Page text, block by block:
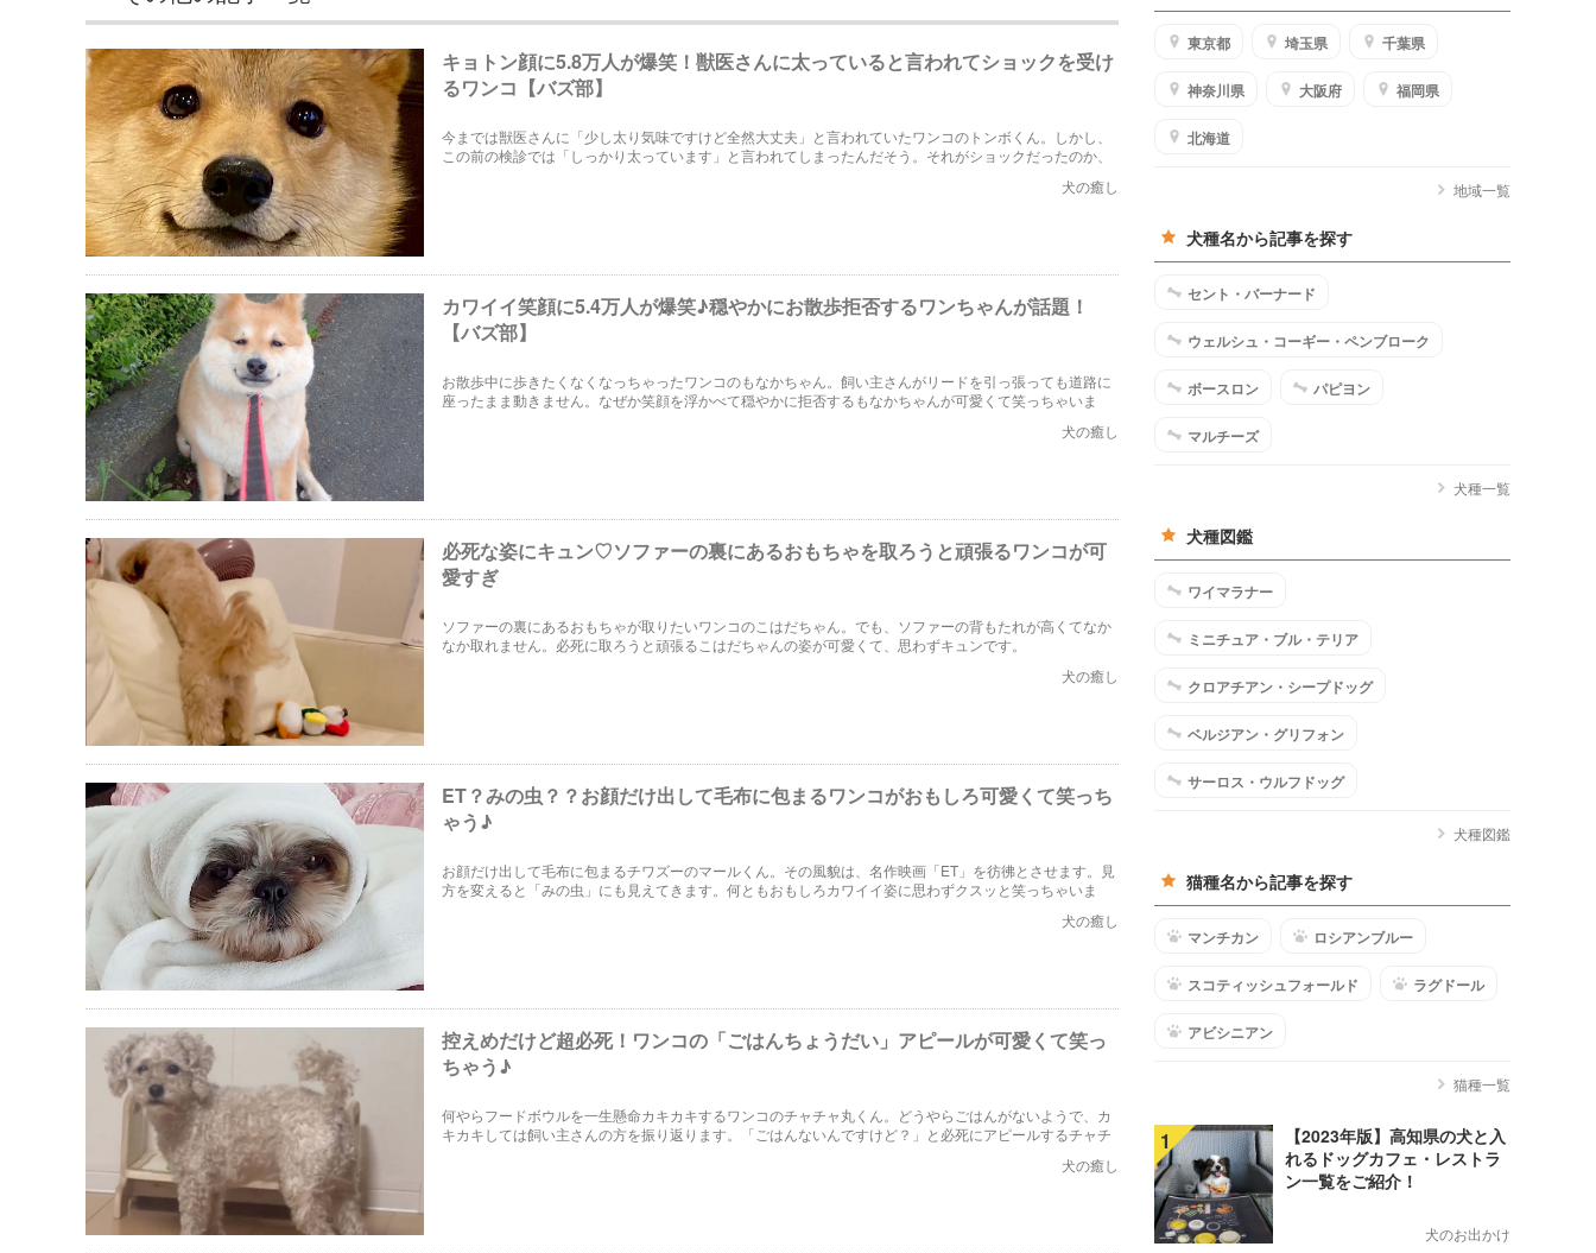
キョトン顔に5.8万人が爆笑！獣医さんに太っていると言われてショックを受け
るワンコ【バズ部】
今までは獣医さんに「少し太り気味ですけど全然大丈夫」と言われていたワンコのトンボくん。しかし、
この前の検診では「しっかり太っています」と言われてしまったんだそう。それがショックだったのか、
犬の癒し
カワイイ笑顔に5.4万人が爆笑♪穏やかにお散歩拒否するワンちゃんが話題！
【バズ部】
お散歩中に歩きたくなくなっちゃったワンコのもなかちゃん。飼い主さんがリードを引っ張っても道路に
座ったまま動きません。なぜか笑顔を浮かべて穏やかに拒否するもなかちゃんが可愛くて笑っちゃいま
犬の癒し
必死な姿にキュン♡ソファーの裏にあるおもちゃを取ろうと頑張るワンコが可
愛すぎ
ソファーの裏にあるおもちゃが取りたいワンコのこはだちゃん。でも、ソファーの背もたれが高くてなか
なか取れません。必死に取ろうと頑張るこはだちゃんの姿が可愛くて、思わずキュンです。
犬の癒し
ET？みの虫？？お顔だけ出して毛布に包まるワンコがおもしろ可愛くて笑っち
ゃう♪
お顔だけ出して毛布に包まるチワズーのマールくん。その風貌は、名作映画「ET」を彷彿とさせます。見
方を変えると「みの虫」にも見えてきます。何ともおもしろカワイイ姿に思わずクスッと笑っちゃいま
犬の癒し
控えめだけど超必死！ワンコの「ごはんちょうだい」アピールが可愛くて笑っ
ちゃう♪
何やらフードボウルを一生懸命カキカキするワンコのチャチャ丸くん。どうやらごはんがないようで、カ
キカキしては飼い主さんの方を振り返ります。「ごはんないんですけど？」と必死にアピールするチャチ
犬の癒し
東京都 埼玉県 千葉県
神奈川県 大阪府 福岡県
北海道
地域一覧
犬種名から記事を探す
セント・バーナード
ウェルシュ・コーギー・ペンブローク
ボースロン パピヨン
マルチーズ
犬種一覧
犬種図鑑
ワイマラナー
ミニチュア・ブル・テリア
クロアチアン・シープドッグ
ベルジアン・グリフォン
サーロス・ウルフドッグ
犬種図鑑
猫種名から記事を探す
マンチカン ロシアンブルー
スコティッシュフォールド ラグドール
アビシニアン
猫種一覧
1
【2023年版】高知県の犬と入
れるドッグカフェ・レストラ
ン一覧をご紹介！
犬のお出かけ